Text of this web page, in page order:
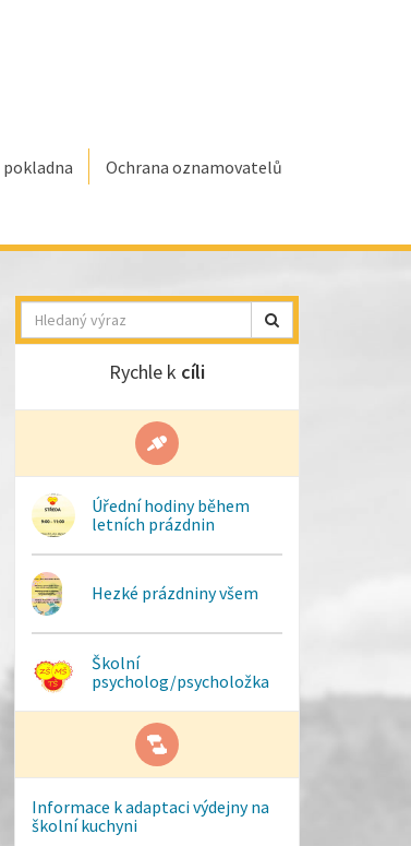
Ochrana oznamovatelů
Hledat
Rychle k cíli
Úřední hodiny během
letních prázdnin
Hezké prázdniny všem
Školní
psycholog/psycholožka
Informace k adaptaci výdejny na
školní kuchyni